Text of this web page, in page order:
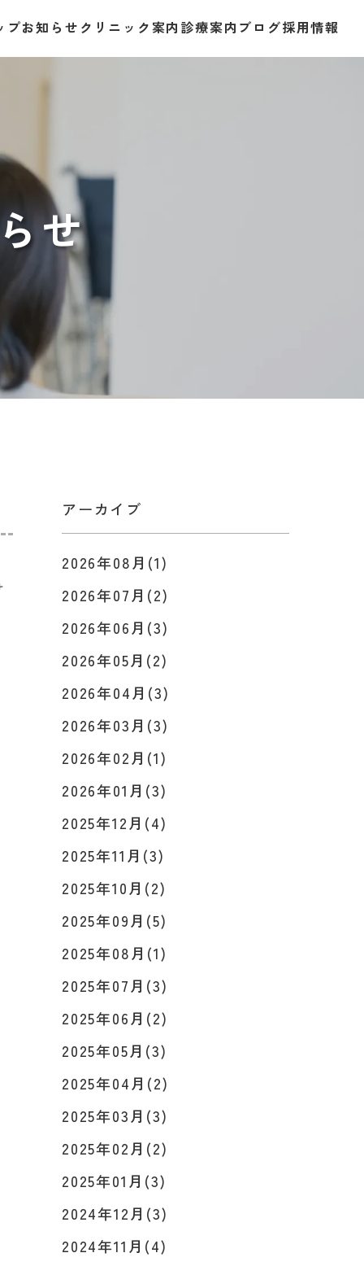
プお知らせ クリニック案内 診療案内 ブログ採用情報
せ
アーカイブ
2026年08月(1)
2026年07月(2)
2026年06月(3)
2026年05月(2)
2026年04月(3)
2026年03月(3)
2026年02月(1)
2026年01月(3)
2025年12月(4)
2025年11月(3)
2025年10月(2)
2025年09月(5)
2025年08月(1)
2025年07月(3)
2025年06月(2)
2025年05月(3)
2025年04月(2)
2025年03月(3)
2025年02月(2)
2025年01月(3)
2024年12月(3)
2024年11月(4)